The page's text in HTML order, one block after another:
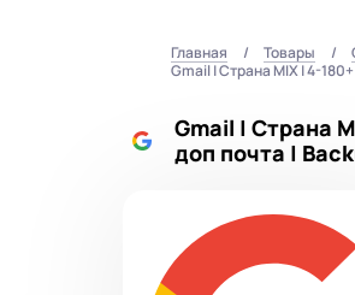
Главная Товары
Gmail | Страна MIX | 4-
Gmail | Страна
доп почта |